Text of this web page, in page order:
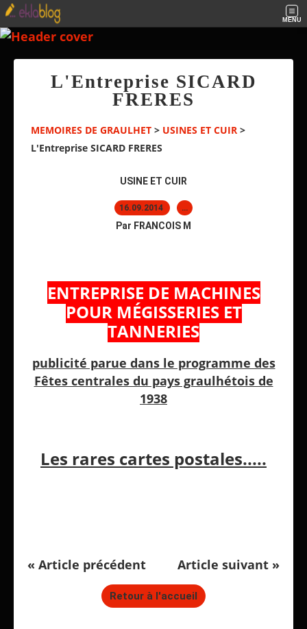
MENU
L'Entreprise SICARD
FRERES
MEMOIRES DE GRAULHET > USINES ET CUIR >
L'Entreprise SICARD FRERES
USINE ET CUIR
16.09.2014 …
Par FRANCOIS M
ENTREPRISE DE MACHINES
POUR MÉGISSERIES ET
TANNERIES
publicité parue dans le programme des
Fêtes centrales du pays graulhétois de
1938
Les rares cartes postales.....
« Article précédent Article suivant »
Retour à l'accueil